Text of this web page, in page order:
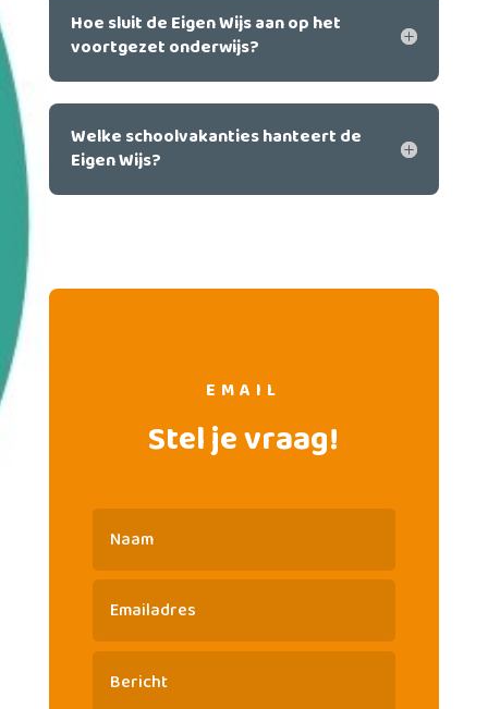
Hoe sluit de Eigen Wijs aan op het
voortgezet onderwijs?
Welke schoolvakanties hanteert de
Eigen Wijs?
EMAIL
Stel je vraag!